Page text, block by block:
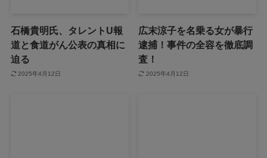
石橋貴明氏、タレントU報
道と食道がん公表の真相に
迫る
2025年4月12日
広末涼子を名乗る女が暴行
逮捕！事件の全容を徹底調
査！
2025年4月12日